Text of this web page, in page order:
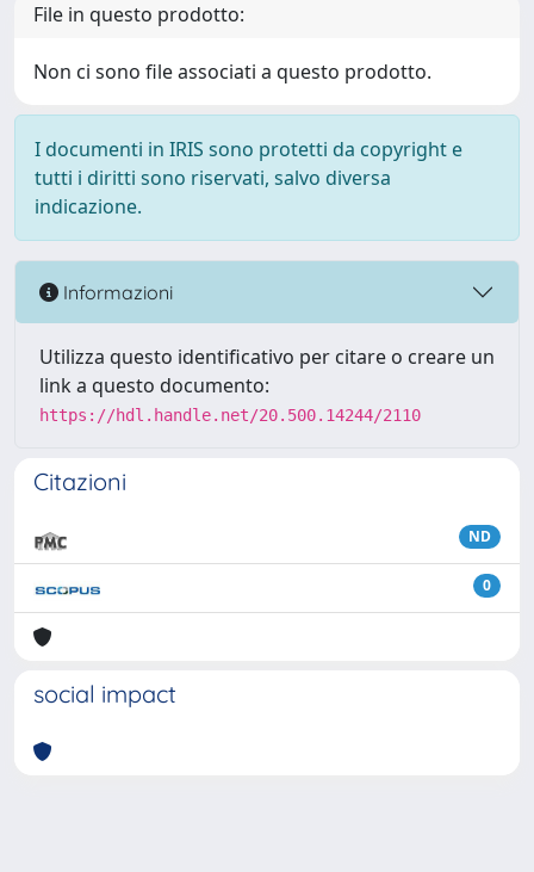
File in questo prodotto:
Non ci sono file associati a questo prodotto.
I documenti in IRIS sono protetti da copyright e
tutti i diritti sono riservati, salvo diversa
indicazione.
Informazioni
Utilizza questo identificativo per citare o creare un
link a questo documento:
https://hdl.handle.net/20.500.14244/2110
Citazioni
ND
0
social impact